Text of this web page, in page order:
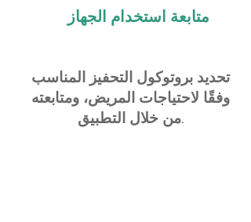
متابعة استخدام الجهاز
تحديد بروتوكول التحفيز المناسب
وفقًا لاحتياجات المريض، ومتابعته
من خلال التطبيق.